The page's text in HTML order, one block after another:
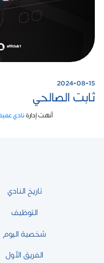
2024-08-15
ثابت الصالحي
أنهت إدارةنادي
تاريخ النادي
التوظيف
شخصية اليوم
الفريق الأول